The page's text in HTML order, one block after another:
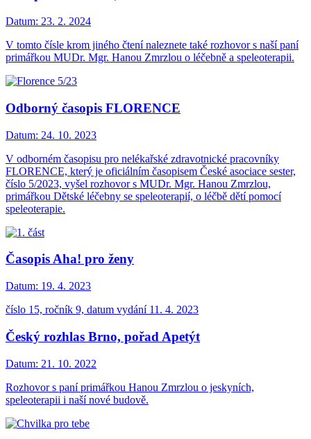
Datum: 23. 2. 2024
V tomto čísle krom jiného čtení naleznete také rozhovor s naší paní
primářkou MUDr. Mgr. Hanou Zmrzlou o léčebně a speleoterapii.
Odborný časopis FLORENCE
Datum: 24. 10. 2023
V odborném časopisu pro nelékařské zdravotnické pracovníky
FLORENCE, který je oficiálním časopisem České asociace sester,
číslo 5/2023, vyšel rozhovor s MUDr. Mgr. Hanou Zmrzlou,
primářkou Dětské léčebny se speleoterapií, o léčbě dětí pomocí
speleoterapie.
Časopis Aha! pro ženy
Datum: 19. 4. 2023
číslo 15, ročník 9, datum vydání 11. 4. 2023
Český rozhlas Brno, pořad Apetýt
Datum: 21. 10. 2022
Rozhovor s paní primářkou Hanou Zmrzlou o jeskyních,
speleoterapii i naší nové budově.